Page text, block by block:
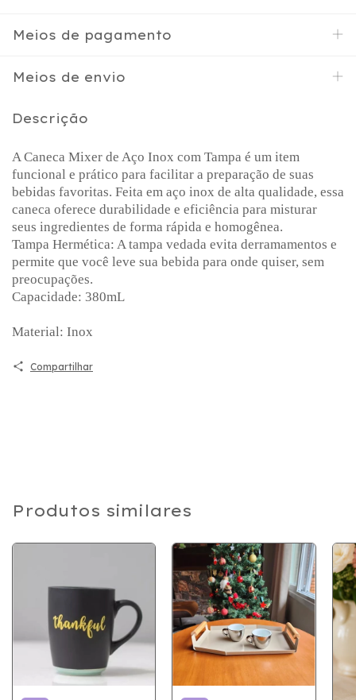
Meios de pagamento
Meios de envio
Descrição
A Caneca Mixer de Aço Inox com Tampa é um item
funcional e prático para facilitar a preparação de suas
bebidas favoritas. Feita em aço inox de alta qualidade, essa
caneca oferece durabilidade e eficiência para misturar
seus ingredientes de forma rápida e homogênea.
Tampa Hermética: A tampa vedada evita derramamentos e
permite que você leve sua bebida para onde quiser, sem
preocupações.
Capacidade: 380mL
Material: Inox
Compartilhar
Produtos similares